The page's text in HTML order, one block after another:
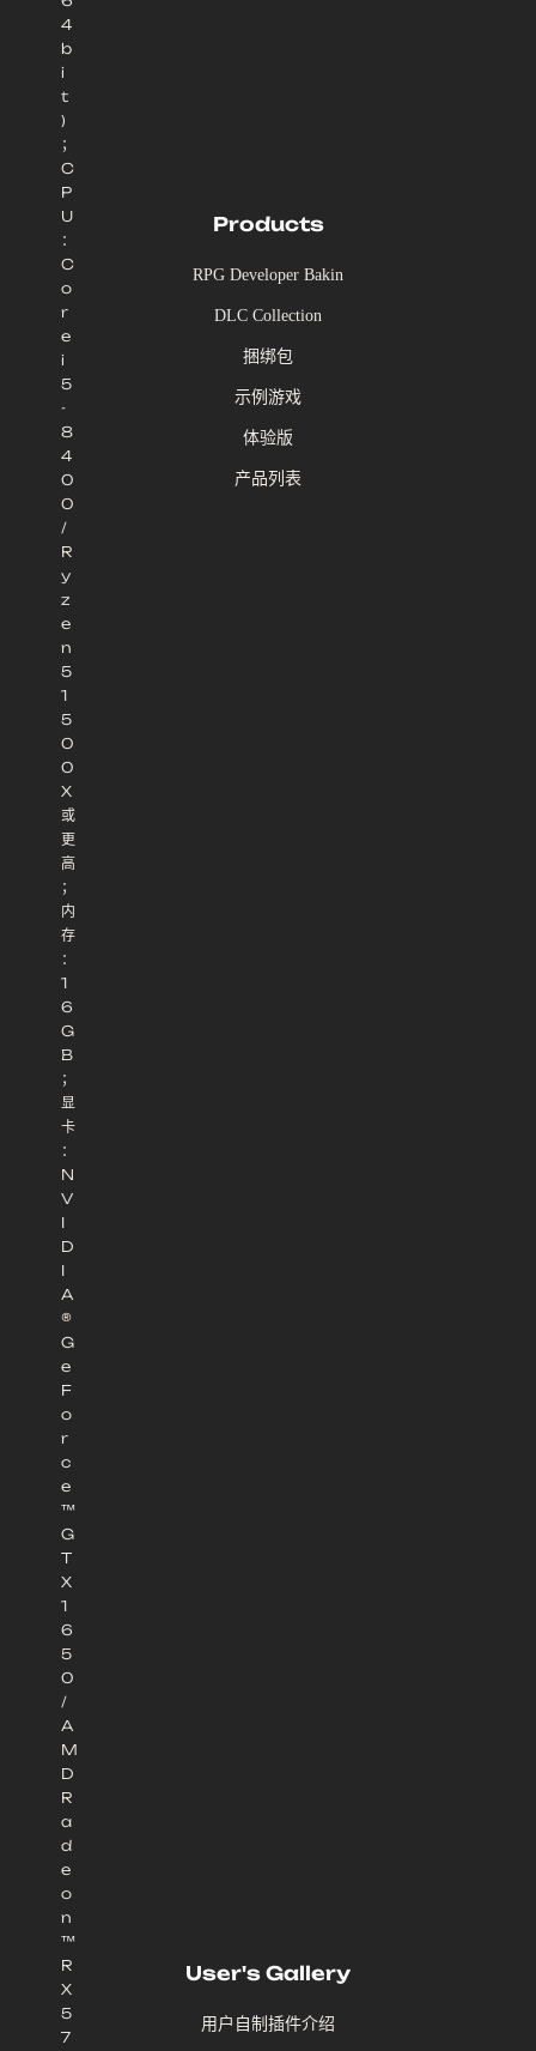
4
b
i
t
)
；
C
P
U
：
C
o
r
e
i
5
-
8
4
0
0
/
R
y
z
e
n
5
1
5
0
0
X
或
更
高
；
内
存
：
1
6
G
B
；
显
卡
：
N
V
I
D
I
A
®
G
e
F
o
r
c
e
™
G
T
X
1
6
5
0
/
A
M
D
R
a
d
e
o
n
™
R
X
5
7
Products
RPG Developer Bakin
DLC Collection
捆绑包
示例游戏
体验版
产品列表
User's Gallery
用户自制插件介绍